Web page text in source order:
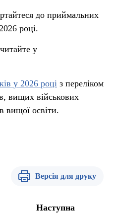
до приймальних
році.
у
у 2026 році з переліком
вищих військових
вищої освіти.
Версія для друку
Наступна